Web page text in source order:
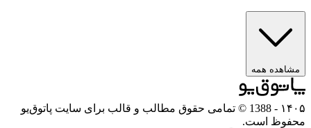
مشاهده همه
۱۴۰۵
- 1388 © تمامی حقوق مطالب و قالب برای سایت پاتوق‌یو
محفوظ است.